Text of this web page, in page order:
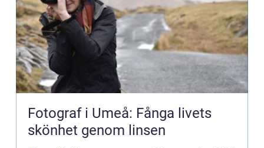
Fotograf i Umeå: Fånga livets
skönhet genom linsen